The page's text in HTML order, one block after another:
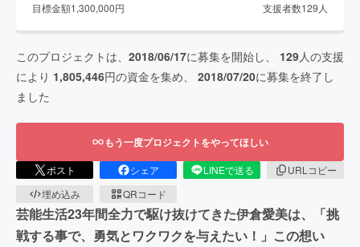
目標金額1,300,000円 支援者数129 人
このプロジェクトは、 2018/06/17に募集を開始し、 129人の支援
により 1,805,446円の資金を集め、 2018/07/20に募集を終了し
ました
もう一度プロジェクトをやってほしい
ポスト シェア LINEで送る
URLコピー
埋め込み
QRコード
芸能生活23年間全力で駆け抜けてきた伊倉愛美は、「挑
戦する事で、勇気とワクワクを与えたい！」この想い